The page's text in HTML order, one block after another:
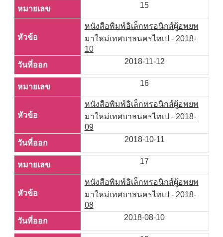
15
หนังสือพิมพ์อิเล็กทรอนิกส์ผู้อพยพ
มาใหม่เทศบาลนครไทเป - 2018-
10
2018-11-12
16
หนังสือพิมพ์อิเล็กทรอนิกส์ผู้อพยพ
มาใหม่เทศบาลนครไทเป - 2018-
09
2018-10-11
17
หนังสือพิมพ์อิเล็กทรอนิกส์ผู้อพยพ
มาใหม่เทศบาลนครไทเป - 2018-
08
2018-08-10